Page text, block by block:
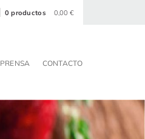
0 productos 0,00 €
PRENSA CONTACTO